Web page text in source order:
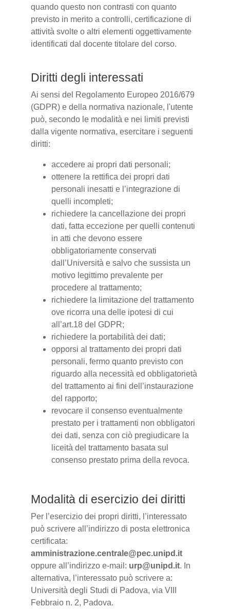
quando questo non contrasti con quanto
previsto in merito a controlli, certificazione di
attività svolte o altri elementi oggettivamente
identificati dal docente titolare del corso.
Diritti degli interessati
Ai sensi del Regolamento Europeo 2016/679
(GDPR) e della normativa nazionale, l'utente
può, secondo le modalità e nei limiti previsti
dalla vigente normativa, esercitare i seguenti
diritti:
accedere ai propri dati personali;
ottenere la rettifica dei propri dati
personali inesatti e l’integrazione di
quelli incompleti;
richiedere la cancellazione dei propri
dati, fatta eccezione per quelli contenuti
in atti che devono essere
obbligatoriamente conservati
dall’Università e salvo che sussista un
motivo legittimo prevalente per
procedere al trattamento;
richiedere la limitazione del trattamento
ove ricorra una delle ipotesi di cui
all’art.18 del GDPR;
richiedere la portabilità dei dati;
opporsi al trattamento dei propri dati
personali, fermo quanto previsto con
riguardo alla necessità ed obbligatorietà
del trattamento ai fini dell’instaurazione
del rapporto;
revocare il consenso eventualmente
prestato per i trattamenti non obbligatori
dei dati, senza con ciò pregiudicare la
liceità del trattamento basata sul
consenso prestato prima della revoca.
Modalità di esercizio dei diritti
Per l’esercizio dei propri diritti, l’interessato
può scrivere all’indirizzo di posta elettronica
certificata:
amministrazione.centrale@pec.unipd.it
oppure all’indirizzo e-mail: urp@unipd.it. In
alternativa, l’interessato può scrivere a:
Università degli Studi di Padova, via VIII
Febbraio n. 2, Padova.